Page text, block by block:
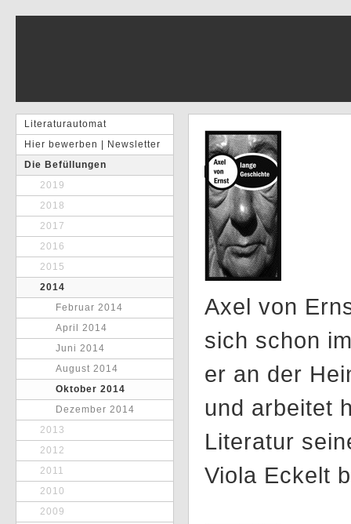
Literaturautomat
Hier bewerben | Newsletter
Die Befüllungen
2019
2018
2017
2016
2015
2014
Februar 2014
April 2014
Juni 2014
August 2014
Oktober 2014
Dezember 2014
2013
2012
2011
2010
2009
Axel von
sich schon
er an der
und arbeitet
Literatur
Viola Eckelt